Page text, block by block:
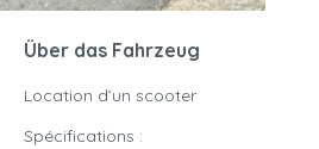
Über das Fahrzeug
Location d’un scooter
Spécifications :